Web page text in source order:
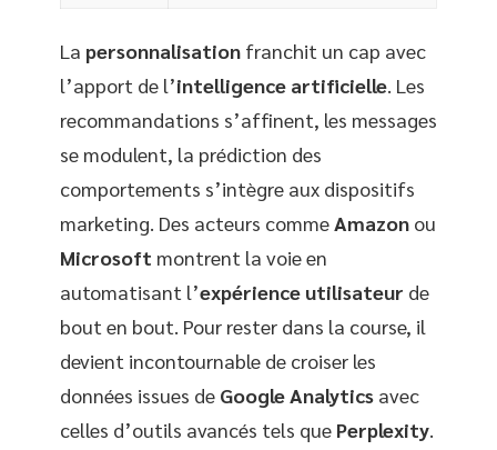
La personnalisation franchit un cap avec
l’apport de l’intelligence artificielle. Les
recommandations s’affinent, les messages
se modulent, la prédiction des
comportements s’intègre aux dispositifs
marketing. Des acteurs commeAmazon ou
Microsoft montrent la voie en
automatisant l’expérience utilisateur de
bout en bout. Pour rester dans la course, il
devient incontournable de croiser les
données issues de Google Analytics avec
celles d’outils avancés tels que Perplexity.